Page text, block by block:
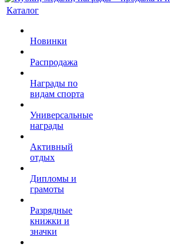
Каталог
Новинки
Распродажа
Награды по
видам спорта
Универсальные
награды
Активный
отдых
Дипломы и
грамоты
Разрядные
книжки и
значки